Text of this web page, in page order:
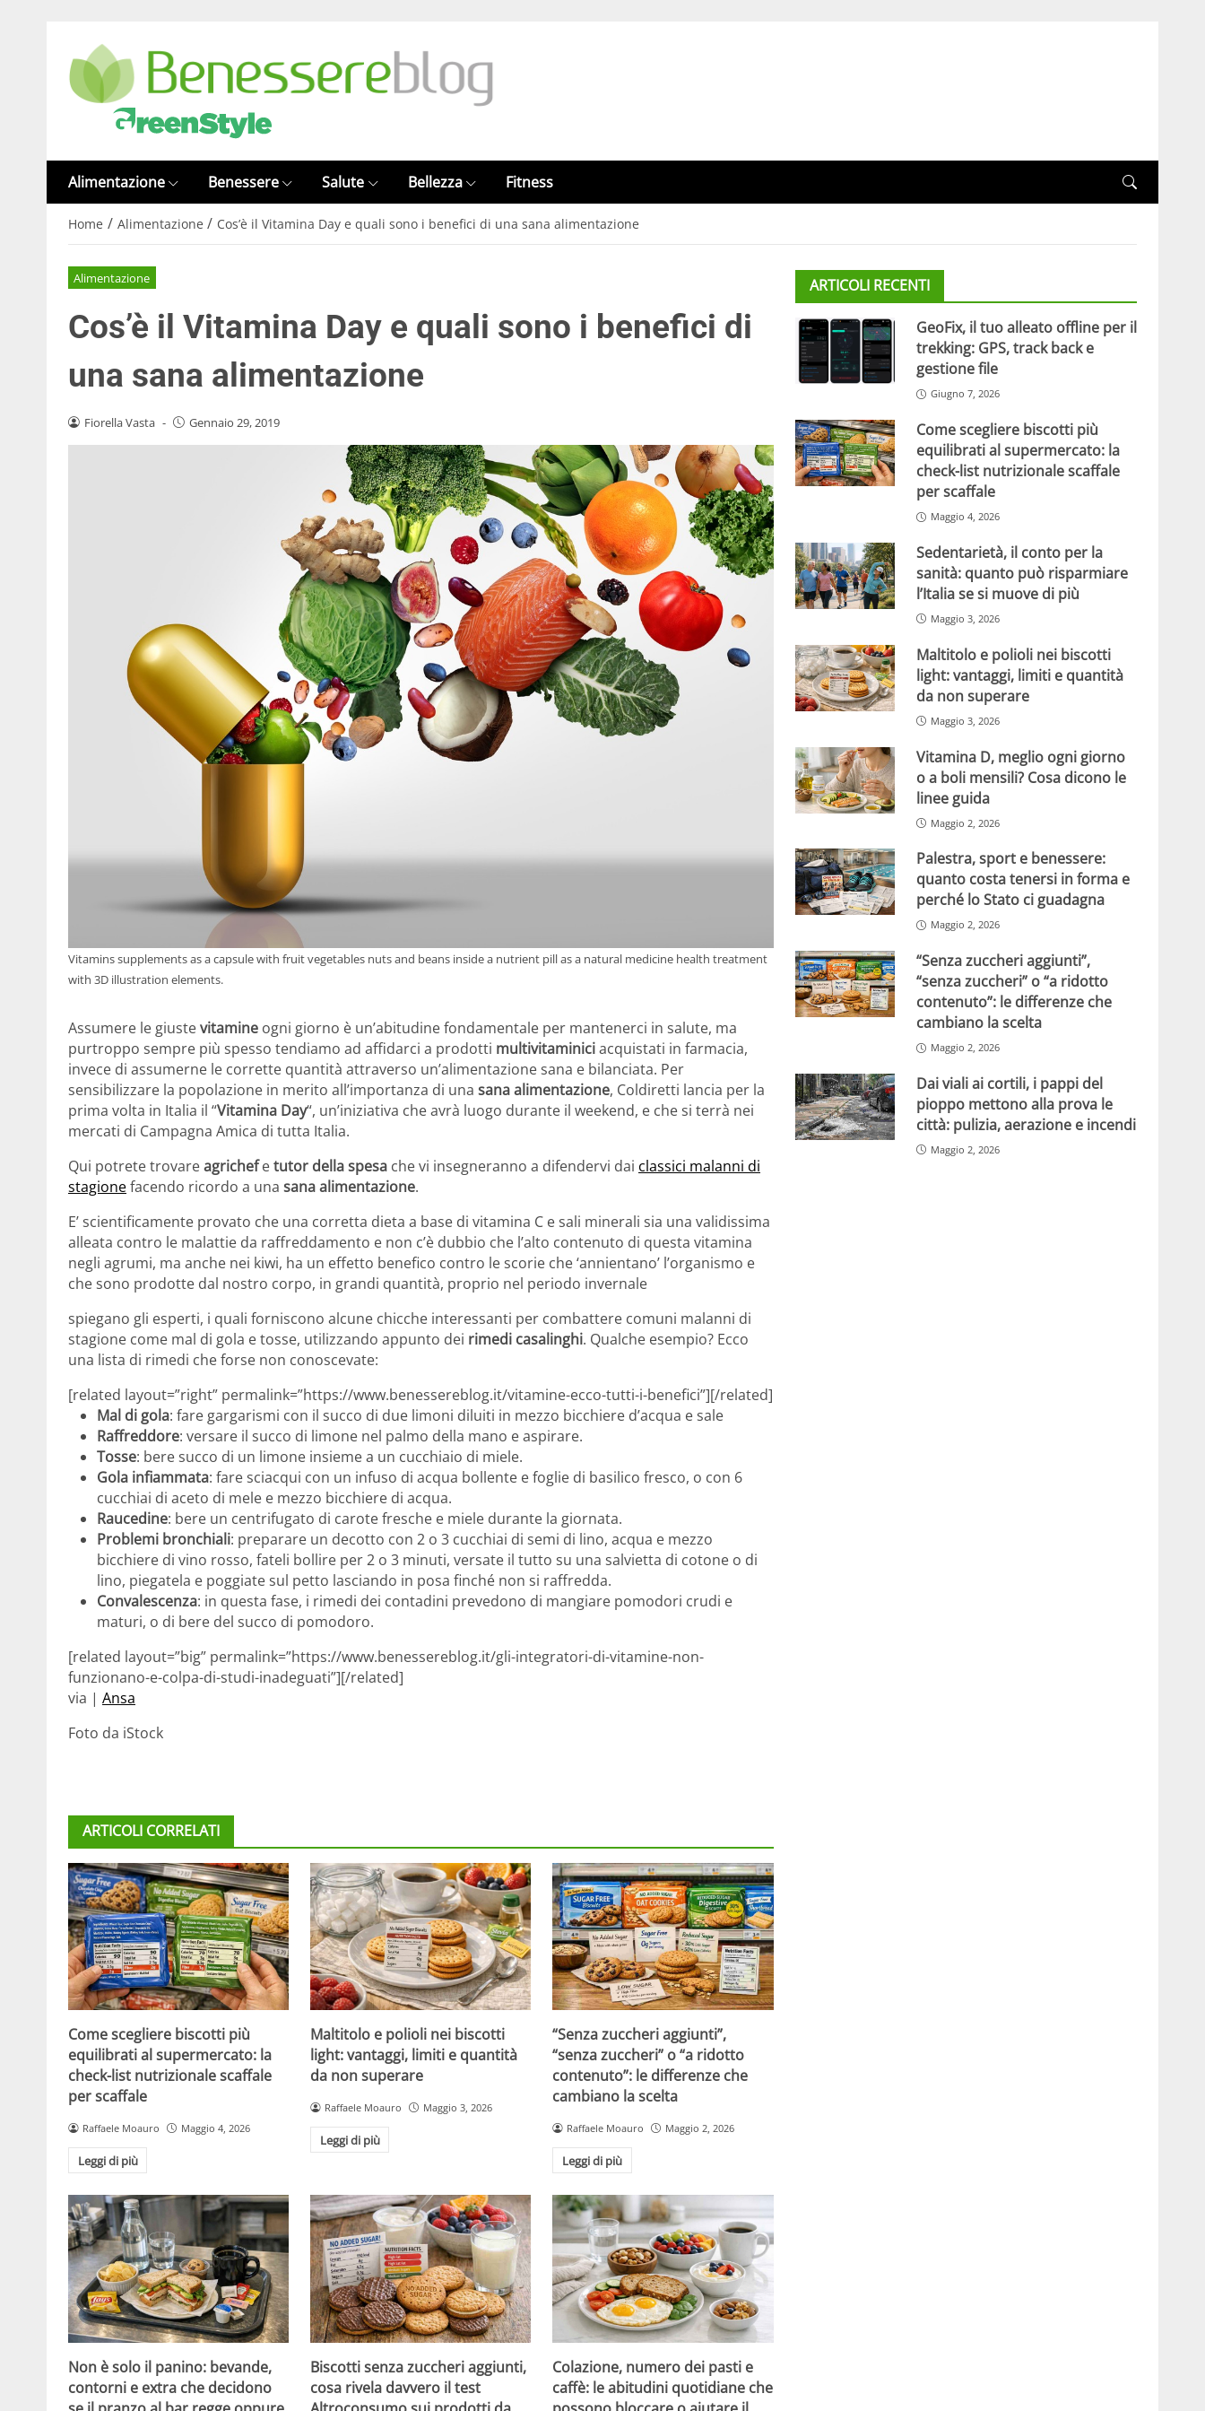
Alimentazione Benessere Salute Bellezza Fitness
Home / Alimentazione / Cos’è il Vitamina Day e quali sono i benefici di una sana alimentazione
Alimentazione
Cos’è il Vitamina Day e quali sono i benefici di
una sana alimentazione
Fiorella Vasta - Gennaio 29, 2019
Vitamins supplements as a capsule with fruit vegetables nuts and beans inside a nutrient pill as a natural medicine health treatment
with 3D illustration elements.
Assumere le giustevitamine ogni giorno è un’abitudine fondamentale per mantenerci in salute, ma
purtroppo sempre più spesso tendiamo ad affidarci a prodotti multivitaminiciacquistati in farmacia,
invece di assumerne le corrette quantità attraverso un’alimentazione sana e bilanciata. Per
sensibilizzare la popolazione in merito all’importanza di una sana alimentazione, Coldiretti lancia per la
prima volta in Italia il “Vitamina Day“, un’iniziativa che avrà luogo durante il weekend, e che si terrà nei
mercati di Campagna Amica di tutta Italia.
Qui potrete trovareagrichefetutor della spesa che vi insegneranno a difendervi dai classici malanni di
stagionefacendo ricordo a una sana alimentazione.
E’ scientificamente provato che una corretta dieta a base di vitamina C e sali minerali sia una validissima
alleata contro le malattie da raffreddamento e non c’è dubbio che l’alto contenuto di questa vitamina
negli agrumi, ma anche nei kiwi, ha un effetto benefico contro le scorie che ‘annientano’ l’organismo e
che sono prodotte dal nostro corpo, in grandi quantità, proprio nel periodo invernale
spiegano gli esperti, i quali forniscono alcune chicche interessanti per combattere comuni malanni di
stagione come mal di gola e tosse, utilizzando appunto dei rimedi casalinghi. Qualche esempio? Ecco
una lista di rimedi che forse non conoscevate:
[related layout=”right” permalink=”https://www.benessereblog.it/vitamine-ecco-tutti-i-benefici”][/related]
Mal di gola: fare gargarismi con il succo di due limoni diluiti in mezzo bicchiere d’acqua e sale
Raffreddore: versare il succo di limone nel palmo della mano e aspirare.
Tosse: bere succo di un limone insieme a un cucchiaio di miele.
Gola infiammata: fare sciacqui con un infuso di acqua bollente e foglie di basilico fresco, o con 6
cucchiai di aceto di mele e mezzo bicchiere di acqua.
Raucedine: bere un centrifugato di carote fresche e miele durante la giornata.
Problemi bronchiali: preparare un decotto con 2 o 3 cucchiai di semi di lino, acqua e mezzo
bicchiere di vino rosso, fateli bollire per 2 o 3 minuti, versate il tutto su una salvietta di cotone o di
lino, piegatela e poggiate sul petto lasciando in posa finché non si raffredda.
Convalescenza: in questa fase, i rimedi dei contadini prevedono di mangiare pomodori crudi e
maturi, o di bere del succo di pomodoro.
[related layout=”big” permalink=”https://www.benessereblog.it/gli-integratori-di-vitamine-non-
funzionano-e-colpa-di-studi-inadeguati”][/related]
via | Ansa
Foto da iStock
ARTICOLI CORRELATI
Come scegliere biscotti più
equilibrati al supermercato: la
check-list nutrizionale scaffale
per scaffale
Raffaele Moauro Maggio 4, 2026
Leggi di più
Maltitolo e polioli nei biscotti
light: vantaggi, limiti e quantità
da non superare
Raffaele Moauro Maggio 3, 2026
Leggi di più
“Senza zuccheri aggiunti”,
“senza zuccheri” o “a ridotto
contenuto”: le differenze che
cambiano la scelta
Raffaele Moauro Maggio 2, 2026
Leggi di più
Non è solo il panino: bevande,
contorni e extra che decidono
Biscotti senza zuccheri aggiunti,
cosa rivela davvero il test
Colazione, numero dei pasti e
caffè: le abitudini quotidiane che
ARTICOLI RECENTI
GeoFix, il tuo alleato offline per il
trekking: GPS, track back e
gestione file
Giugno 7, 2026
Come scegliere biscotti più
equilibrati al supermercato: la
check-list nutrizionale scaffale
per scaffale
Maggio 4, 2026
Sedentarietà, il conto per la
sanità: quanto può risparmiare
l’Italia se si muove di più
Maggio 3, 2026
Maltitolo e polioli nei biscotti
light: vantaggi, limiti e quantità
da non superare
Maggio 3, 2026
Vitamina D, meglio ogni giorno
o a boli mensili? Cosa dicono le
linee guida
Maggio 2, 2026
Palestra, sport e benessere:
quanto costa tenersi in forma e
perché lo Stato ci guadagna
Maggio 2, 2026
“Senza zuccheri aggiunti”,
“senza zuccheri” o “a ridotto
contenuto”: le differenze che
cambiano la scelta
Maggio 2, 2026
Dai viali ai cortili, i pappi del
pioppo mettono alla prova le
città: pulizia, aerazione e incendi
Maggio 2, 2026